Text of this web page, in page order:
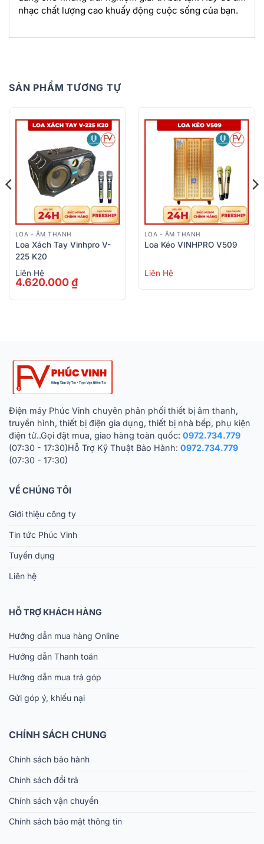
nhạc chất lượng cao khuấy động cuộc sống của bạn.
SẢN PHẨM TƯƠNG TỰ
LOA - ÂM THANH
Loa Xách Tay Vinhpro V-
225 K20
4.620.000₫
Liên Hệ
LOA - ÂM THANH
Loa Kéo VINHPRO V509
Liên Hệ
Điện máy Phúc Vinh chuyên phân phối thiết bị âm thanh,
truyền hình, thiết bị điện gia dụng, thiết bị nhà bếp, phụ kiện
điện tử..Gọi đặt mua, giao hàng toàn quốc: 0972.734.779
(07:30 - 17:30)Hỗ Trợ Kỹ Thuật Bảo Hành: 0972.734.779
(07:30 - 17:30)
VỀ CHÚNG TÔI
Giới thiệu công ty
Tin tức Phúc Vinh
Tuyển dụng
Liên hệ
HỖ TRỢ KHÁCH HÀNG
Hướng dẫn mua hàng Online
Hướng dẫn Thanh toán
Hướng dẫn mua trả góp
Gửi góp ý, khiếu nại
CHÍNH SÁCH CHUNG
Chính sách bảo hành
Chính sách đổi trả
Chính sách vận chuyển
Chính sách bảo mật thông tin